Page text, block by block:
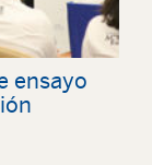
ensayo